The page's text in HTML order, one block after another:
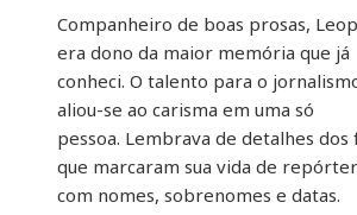
Companheiro de boas prosas,
era dono da maior memória que já
conheci. O talento para o
aliou-se ao carisma em uma só
pessoa. Lembrava de detalhes dos
que marcaram sua vida de repórter
com nomes, sobrenomes e datas.